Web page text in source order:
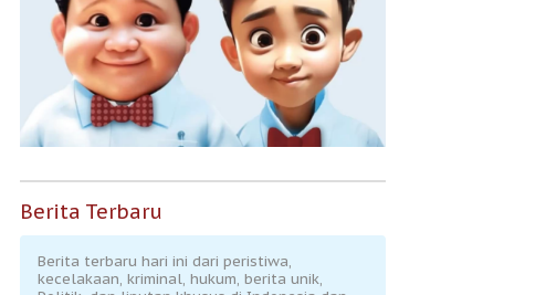
Berita Terbaru
Berita terbaru hari ini dari peristiwa,
kecelakaan, kriminal, hukum, berita unik,